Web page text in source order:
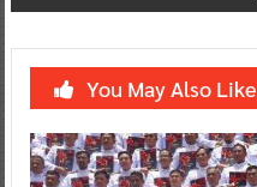
You May Also Like